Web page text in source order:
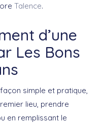
Talence.
d’une
Les Bons
simple et pratique,
lieu, prendre
en remplissant le